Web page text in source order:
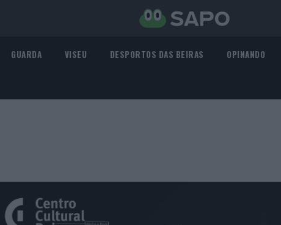
GUARDA VISEU DESPORTOS DAS BEIRAS OPINANDO